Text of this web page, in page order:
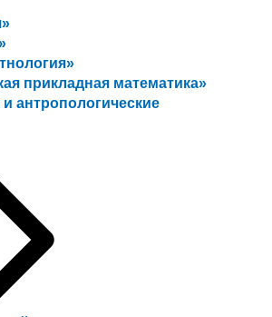
прикладная математика»
антропологические